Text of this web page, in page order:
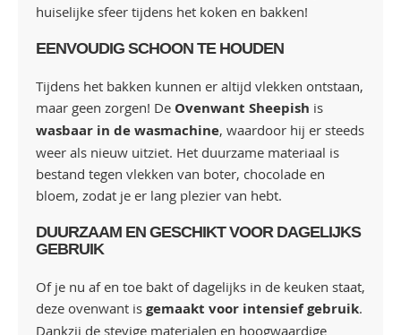
huiselijke sfeer tijdens het koken en bakken!
EENVOUDIG SCHOON TE HOUDEN
Tijdens het bakken kunnen er altijd vlekken ontstaan,
maar geen zorgen! De Ovenwant Sheepish is
wasbaar in de wasmachine, waardoor hij er steeds
weer als nieuw uitziet. Het duurzame materiaal is
bestand tegen vlekken van boter, chocolade en
bloem, zodat je er lang plezier van hebt.
DUURZAAM EN GESCHIKT VOOR DAGELIJKS
GEBRUIK
Of je nu af en toe bakt of dagelijks in de keuken staat,
deze ovenwant is gemaakt voor intensief gebruik.
Dankzij de stevige materialen en hoogwaardige